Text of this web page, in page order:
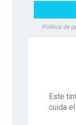
Política de
Este
cuida